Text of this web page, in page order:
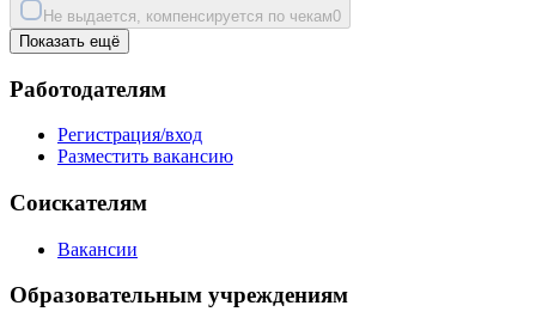
Не выдается, компенсируется по чекам0
Показать ещё
Работодателям
Регистрация/вход
Разместить вакансию
Соискателям
Вакансии
Образовательным учреждениям